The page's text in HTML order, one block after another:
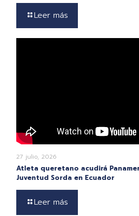
Leer más
27 julio, 2026
Atleta queretano acudirá
Juventud Sorda en Ecuador
Leer más